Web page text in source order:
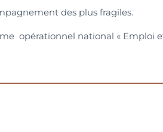
des plus fragiles.
opérationnel national « Emploi